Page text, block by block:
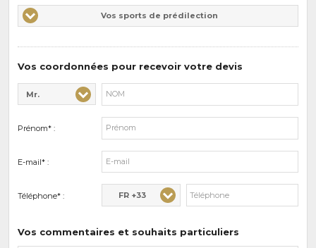
d'intérêts
Vos
sports
Vos sports de prédilection
Vos coordonnées pour recevoir votre devis
Civilité* :
Mr.
Nom* :
Prénom* :
E-mail* :
Téléphone* : FR +33
Vos commentaires et souhaits particuliers